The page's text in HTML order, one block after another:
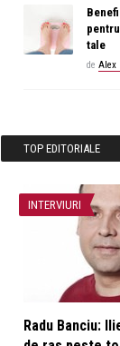
tale
de Alex
TOP EDITORIALE
INTERVIURI
Radu Banciu: